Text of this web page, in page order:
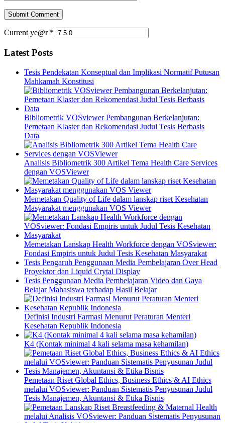
Current ye@r *
Latest Posts
Tesis Pendekatan Konseptual dan Implikasi Normatif Putusan
Mahkamah Konstitusi
Bibliometrik VOSviewer Pembangunan Berkelanjutan:
Pemetaan Klaster dan Rekomendasi Judul Tesis Berbasis
Data
Analisis Bibliometrik 300 Artikel Tema Health Care Services
dengan VOSViewer
Memetakan Quality of Life dalam lanskap riset Kesehatan
Masyarakat menggunakan VOS Viewer
Memetakan Lanskap Health Workforce dengan VOSviewer:
Fondasi Empiris untuk Judul Tesis Kesehatan Masyarakat
Tesis Pengaruh Penggunaan Media Pembelajaran Over Head
Proyektor dan Liquid Crytal Display
Tesis Penggunaan Media Pembelajaran Video dan Gaya
Belajar Mahasiswa terhadap Hasil Belajar
Definisi Industri Farmasi Menurut Peraturan Menteri
Kesehatan Republik Indonesia
K4 (Kontak minimal 4 kali selama masa kehamilan)
Pemetaan Riset Global Ethics, Business Ethics & AI Ethics
melalui VOSviewer: Panduan Sistematis Penyusunan Judul
Tesis Manajemen, Akuntansi & Etika Bisnis